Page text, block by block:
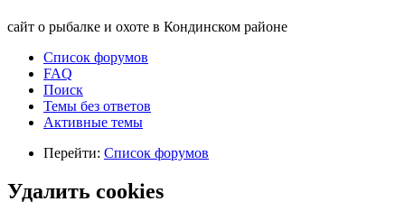
сайт о рыбалке и охоте в Кондинском районе
Список форумов
FAQ
Поиск
Темы без ответов
Активные темы
Перейти: Список форумов
Удалить cookies